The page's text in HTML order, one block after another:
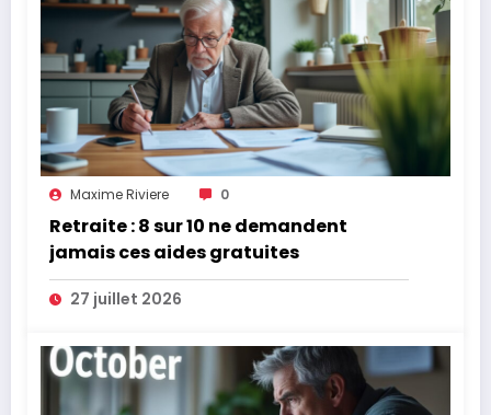
Maxime Riviere 0
Retraite : 8 sur 10 ne demandent
jamais ces aides gratuites
27 juillet 2026